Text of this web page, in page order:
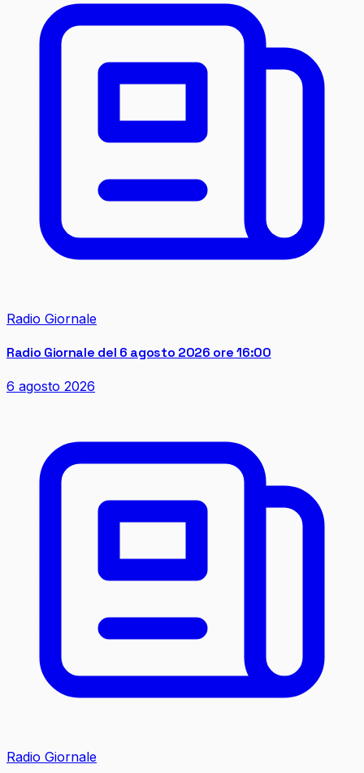
Radio Giornale
Radio Giornale del 6 agosto 2026 ore 16:00
6 agosto 2026
Radio Giornale